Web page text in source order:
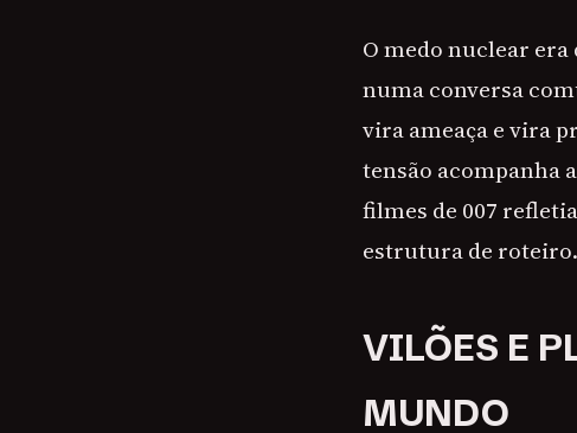
O medo nuclear
numa conversa
vira ameaça e vira
tensão acompanha
filmes de 007
estrutura de roteiro.
VILÕES E
MUNDO